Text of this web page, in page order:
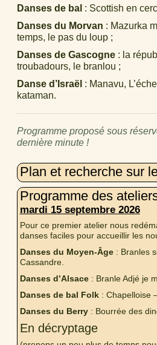
Danses de bal : Scottish en
Danses du Morvan : Mazurka
temps, le pas du loup ;
Danses de Gascogne: la
troubadours, le branlou ;
Danse d’Israël : Manavu,
kataman.
Programme proposé sous
dernière minute !
Plan et recherche sur
Programme des
mardi 15 septembre 2026
Pour ce premier atelier nous
danses faciles pour accueillir les
Danses du Moyen-Âge: Branles
Cassandre.
Danses d’Alsace: Branle Adjé je
Danses de bal Folk: Chapelloise
Danses du Berry: Bourrée des
En décryptage